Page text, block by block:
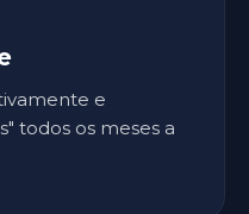
e
todos os meses a